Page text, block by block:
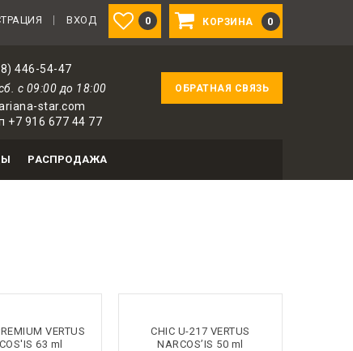
пользователям — 1 бонус за 100 ₽ от
КОРЗИНА 0
0
ВХОД
446-54-47
с 09:00 до 18:00
star.com
+7 916 677 44 77
ОБРАТНАЯ СВЯЗЬ
РАСПРОДАЖА
VERTUS
63 ml
CHIC U-217 VERTUS
NARCOS’IS 50 ml